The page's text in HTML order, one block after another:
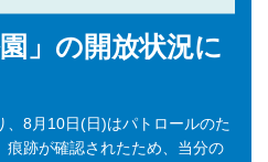
」の開放状況に
、8月10日(日)はパトロールのた
痕跡が確認されたため、当分の